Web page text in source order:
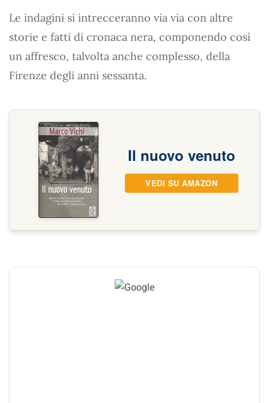
Le indagini si intrecceranno via via con altre
storie e fatti di cronaca nera, componendo così
un affresco, talvolta anche complesso, della
Firenze degli anni sessanta.
Il nuovo venuto
VEDI SU AMAZON